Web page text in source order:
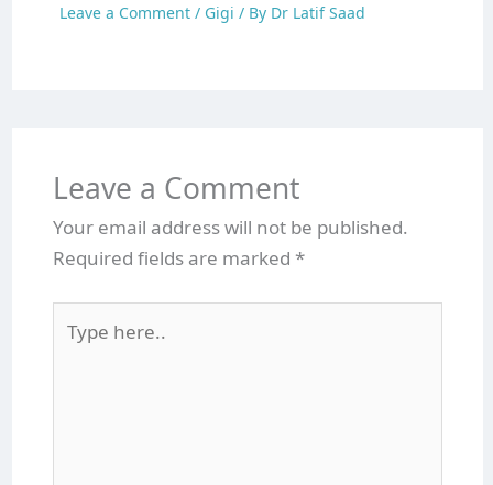
Leave a Comment / Gigi / By Dr Latif Saad
Leave a Comment
Your email address will not be published.
Required fields are marked *
here..